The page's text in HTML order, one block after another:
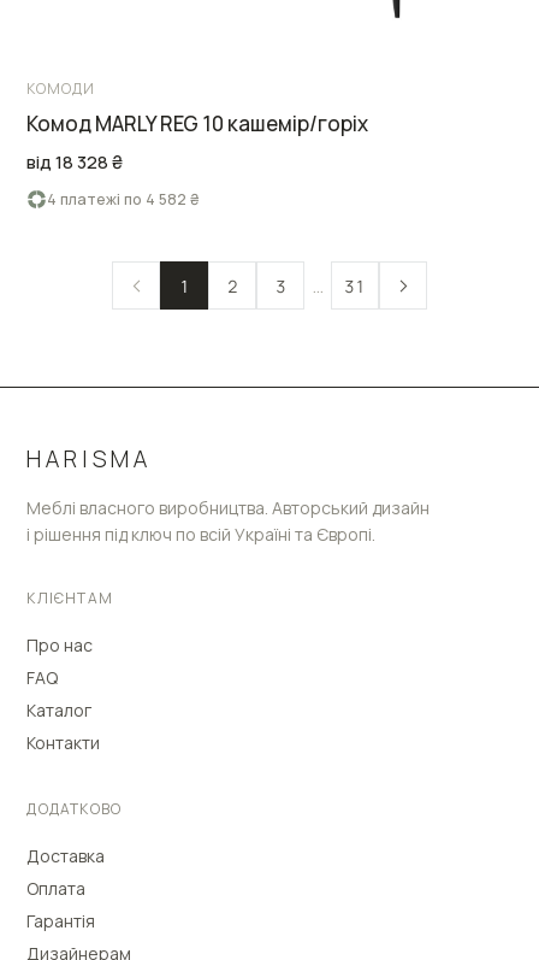
КОМОДИ
Комод MARLY REG 10 кашемір/горіх
від 18 328 ₴
4 платежі по 4 582 ₴
1 2 3 … 31
HARISMA
Меблі власного виробництва. Авторський дизайн
і рішення під ключ по всій Україні та Європі.
КЛІЄНТАМ
Про нас
FAQ
Каталог
Контакти
ДОДАТКОВО
Доставка
Оплата
Гарантія
Дизайнерам